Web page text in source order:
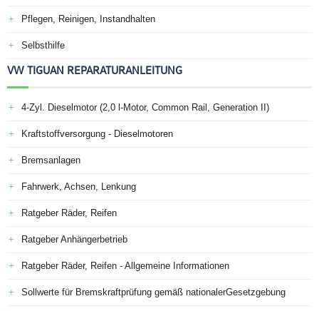
Pflegen, Reinigen, Instandhalten
Selbsthilfe
VW TIGUAN REPARATURANLEITUNG
4-Zyl. Dieselmotor (2,0 l-Motor, Common Rail, Generation II)
Kraftstoffversorgung - Dieselmotoren
Bremsanlagen
Fahrwerk, Achsen, Lenkung
Ratgeber Räder, Reifen
Ratgeber Anhängerbetrieb
Ratgeber Räder, Reifen - Allgemeine Informationen
Sollwerte für Bremskraftprüfung gemäß nationalerGesetzgebung